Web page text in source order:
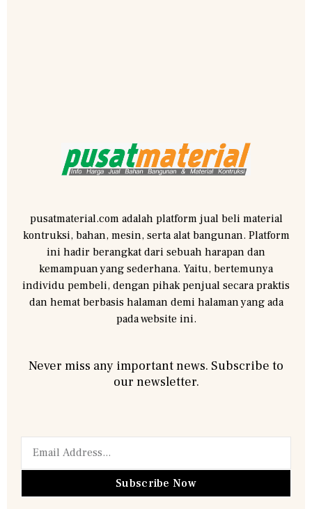
pusatmaterial.com adalah platform jual beli material
kontruksi, bahan, mesin, serta alat bangunan. Platform
ini hadir berangkat dari sebuah harapan dan
kemampuan yang sederhana. Yaitu, bertemunya
individu pembeli, dengan pihak penjual secara praktis
dan hemat berbasis halaman demi halaman yang ada
pada website ini.
Never miss any important news. Subscribe to
our newsletter.
Subscribe Now